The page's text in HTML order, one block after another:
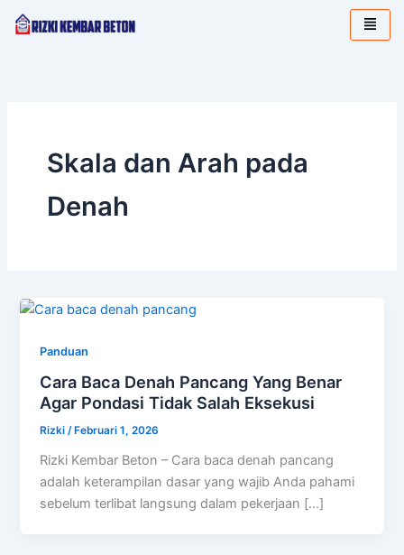
Lewati
Skala dan Arah pada
Denah
Panduan
Cara Baca Denah Pancang Yang Benar
Agar Pondasi Tidak Salah Eksekusi
Rizki/ Februari 1, 2026
Rizki Kembar Beton – Cara baca denah pancang
adalah keterampilan dasar yang wajib Anda pahami
sebelum terlibat langsung dalam pekerjaan […]